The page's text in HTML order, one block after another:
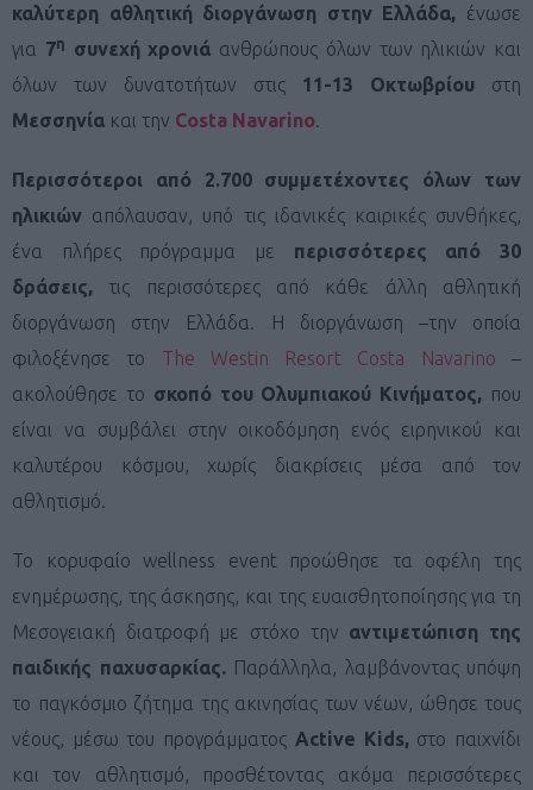
καλύτερη αθλητική διοργάνωση στην Ελλάδα, ένωσε
για 7η συνεχή χρονιά ανθρώπους όλων των ηλικιών και
όλων των δυνατοτήτων στις 11-13 Οκτωβρίου στη
Μεσσηνία και την Costa Navarino.
Περισσότεροι από 2.700 συμμετέχοντες όλων των
ηλικιών απόλαυσαν, υπό τις ιδανικές καιρικές συνθήκες,
ένα πλήρες πρόγραμμα με περισσότερες από
30
δράσεις, τις περισσότερες από κάθε άλλη αθλητική
διοργάνωση στην Ελλάδα. Η διοργάνωση –την οποία
φιλοξένησε το The Westin Resort Costa Navarino
–
ακολούθησε το σκοπό του Ολυμπιακού Κινήματος, που
είναι να συμβάλει στην οικοδόμηση ενός ειρηνικού και
καλυτέρου κόσμου, χωρίς διακρίσεις μέσα από τον
αθλητισμό.
Το κορυφαίο wellness event προώθησε τα οφέλη της
ενημέρωσης, της άσκησης, και της ευαισθητοποίησης για τη
Μεσογειακή διατροφή με στόχο την αντιμετώπιση της
παιδικής παχυσαρκίας. Παράλληλα, λαμβάνοντας υπόψη
το παγκόσμιο ζήτημα της ακινησίας των νέων, ώθησε τους
νέους, μέσω του προγράμματος Active Kids,στο παιχνίδι
και τον αθλητισμό, προσθέτοντας ακόμα περισσότερες